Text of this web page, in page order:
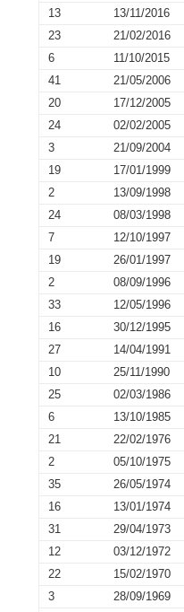
13
13/11/2016
23
21/02/2016
6
11/10/2015
41
21/05/2006
20
17/12/2005
24
02/02/2005
3
21/09/2004
19
17/01/1999
2
13/09/1998
24
08/03/1998
7
12/10/1997
19
26/01/1997
2
08/09/1996
33
12/05/1996
16
30/12/1995
27
14/04/1991
10
25/11/1990
25
02/03/1986
6
13/10/1985
21
22/02/1976
2
05/10/1975
35
26/05/1974
16
13/01/1974
31
29/04/1973
12
03/12/1972
22
15/02/1970
3
28/09/1969